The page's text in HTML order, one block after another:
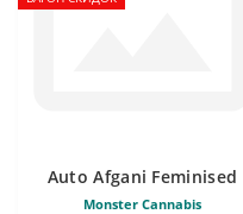
Auto Afgani Feminised
Monster Cannabis